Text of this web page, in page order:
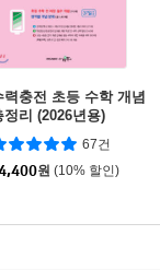
력충전 초등 수학 개념
정리 (2026년용)
67건
원 (10% 할인)